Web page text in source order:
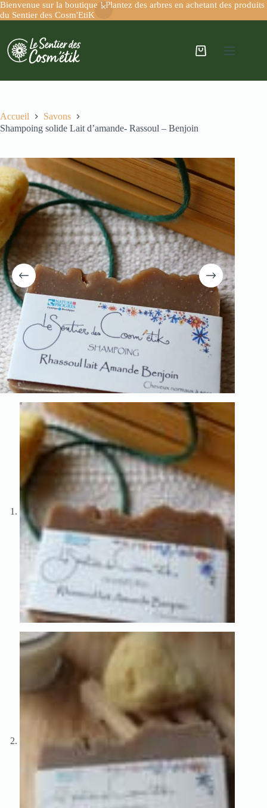
Bienvenue sur la boutique ! Plantez des arbres en achetant des produits
du Sentier des Cosm'EtiK
Accueil
Savons
Shampoing solide Lait d’amande- Rassoul – Benjoin